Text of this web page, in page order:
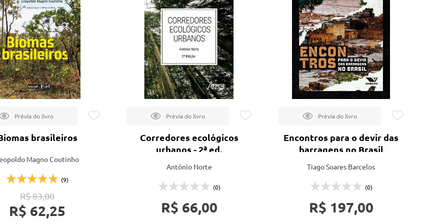
Lançamentos
brasileiros
Magno Coutinho
(9)
R$ 83,00
R$ 62,25
Corredores ecológicos
urbanos - 2ª ed.
Antônio Norte
(0)
R$ 66,00
Encontros para o devir das
barragens no Brasil
Tiago Soares Barcelos
(0)
R$ 197,00